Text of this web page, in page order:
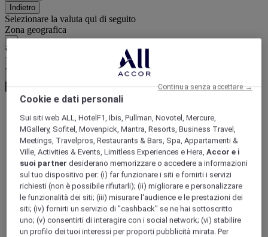
Indietro
Selezionare la valuta qui di seguito
Zona geografica
Valuta
World
Europe
France
Ile-de-France
SEINE-ET-MARNE
Cookie e dati personali
Sui siti web ALL, HotelF1, Ibis, Pullman, Novotel, Mercure,
MGallery, Sofitel, Movenpick, Mantra, Resorts, Business Travel,
Meetings, Travelpros, Restaurants & Bars, Spa, Appartamenti &
Ville, Activities & Events, Limitless Experiences e Hera,Accor e i
suoi partner desiderano memorizzare o accedere a informazioni
sul tuo dispositivo per: (i) far funzionare i siti e fornirti i servizi
richiesti (non è possibile rifiutarli); (ii) migliorare e personalizzare
le funzionalità dei siti; (iii) misurare l'audience e le prestazioni dei
siti; (iv) fornirti un servizio di "cashback" se ne hai sottoscritto
uno; (v) consentirti di interagire con i social network; (vi) stabilire
un profilo dei tuoi interessi per proporti pubblicità mirata. Per
Continua senza accettare →